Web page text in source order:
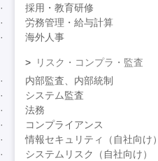
採用・教育研修
労務管理・給与計算
海外人事
リスク・コンプラ・監査
内部監査、内部統制
システム監査
法務
コンプライアンス
情報セキュリティ（自社向け）
システムリスク（自社向け）